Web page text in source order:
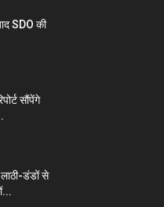
SDO की
सौंपेंगे
डंडों से